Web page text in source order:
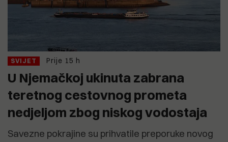
SVIJET Prije 15 h
U Njemačkoj ukinuta zabrana
teretnog cestovnog prometa
nedjeljom zbog niskog vodostaja
Savezne pokrajine su prihvatile preporuke novog